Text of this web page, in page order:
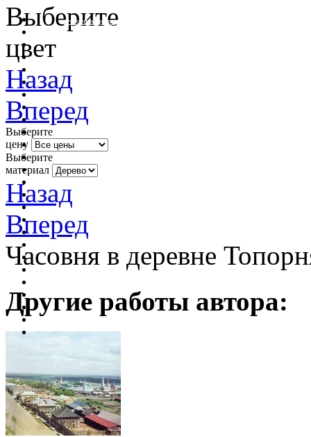
очистить фильтр цвета
Выберите
цвет
Назад
Вперед
Выберите
цену
Выберите
материал
Назад
Вперед
Часовня в деревне
Другие работы автора: